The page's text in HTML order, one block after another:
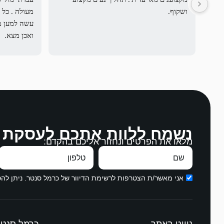
ושקוף.
ואכן מצא.
בהקשבה,
עבודה
תודה ממני
נשמח ללוות אתכם
מלאו את הפרטים ונחזור אליכם בהקדם:
אני מאשר/ת הצטרפות לרשימת הדיוור של כרמל סנטר. ניתן